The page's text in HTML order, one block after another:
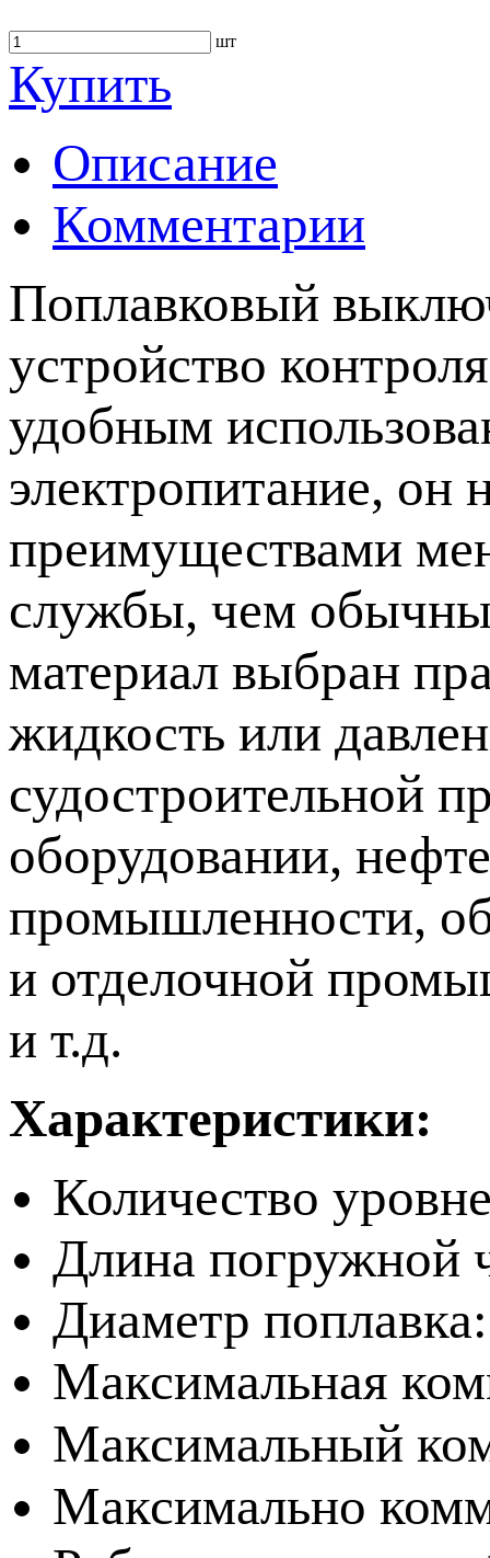
шт
Купить
Описание
Комментарии
Поплавковый
устройство
удобным
электропитание, он
преимуществами
службы, чем
материал выбран
жидкость или
судостроительной
оборудовании,
промышленности,
и отделочной
и т.д.
Характеристики:
Количество
Длина погружной
Диаметр
Максимальная
Максимальный
Максимально